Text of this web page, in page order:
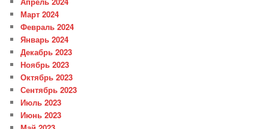
Март 2024
Февраль 2024
Январь 2024
Декабрь 2023
Ноябрь 2023
Октябрь 2023
Сентябрь 2023
Июль 2023
Июнь 2023